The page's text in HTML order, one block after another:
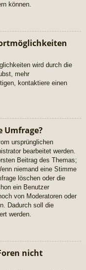
können.
wird durch die
mehr
kontaktiere einen
Umfrage?
ursprünglichen
bearbeitet werden.
Beitrag des Themas;
niemand eine Stimme
löschen oder die
ein Benutzer
von Moderatoren oder
Dadurch soll die
werden.
nicht